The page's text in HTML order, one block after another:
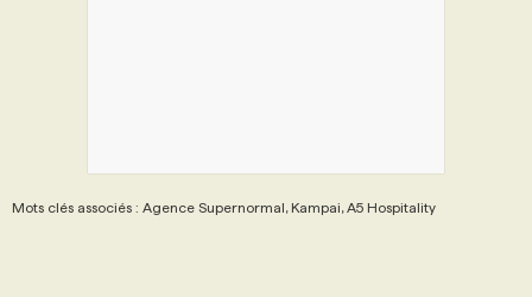
Mots clés associés : Agence Supernormal, Kampai, A5 Hospitality